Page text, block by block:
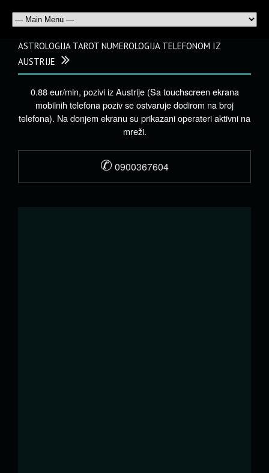
ASTROLOGIJA TAROT NUMEROLOGIJA TELEFONOM IZ
AUSTRIJE
0.88 eur/min, pozivi iz Austrije (Sa touchscreen ekrana
mobilnih telefona poziv se ostvaruje dodirom na broj
telefona). Na donjem ekranu su prikazani operateri aktivni na
mreži.
✆ 0900367604